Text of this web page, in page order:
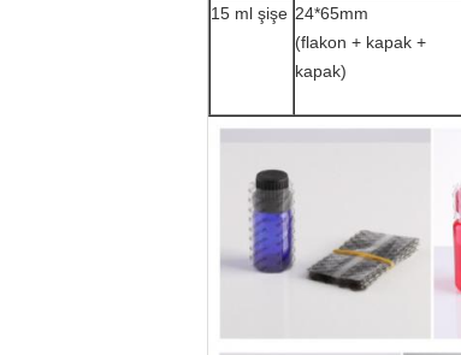
15 ml şişe 24*65mm
(flakon + kapak +
kapak)